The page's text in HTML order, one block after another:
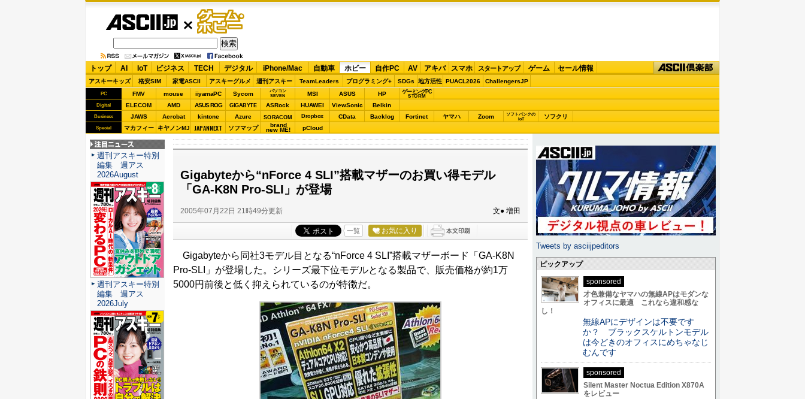
ゲーム・
ホビー
トップ AI IoT ビジネス TECH デジタル iPhone/Mac 自動車 ホビー 自作PC AV アキバ スマホ スタートアップ ゲーム セール情報
アスキーキッズ 格安SIM 家電ASCII アスキーグルメ 週刊アスキー TeamLeaders プログラミング+ SDGs 地方活性 PUACL2026 ChallengersJP
PC FMV mouse iiyamaPC Sycom
パソコン
SEVEN
MSI ASUS HP ゲーミングPC
STORM
Digital ELECOM AMD ASUS ROG GIGABYTE ASRock HUAWEI ViewSonic Belkin
Business JAWS Acrobat kintone Azure SORACOM Dropbox CData Backlog Fortinet ヤマハ Zoom
ソフトバンクの
IoT
ソフクリ
Special マカフィー キヤノンMJ JAPANNEXT ソフマップ brand
new ME! pCloud
Gigabyteから“nForce 4 SLI”搭載マザーのお買い得モデル
「GA-K8N Pro-SLI」が登場
2005年07月22日 21時49分更新 文● 増田
一覧 お気に入り
Gigabyteから同社3モデル目となる“nForce 4 SLI”搭載マザーボード「GA-K8N
Pro-SLI」が登場した。シリーズ最下位モデルとなる製品で、販売価格が約1万
5000円前後と低く抑えられているのが特徴だ。
注目ニュース
週刊アスキー特別
編集 週アス
2026August
週刊アスキー特別
編集 週アス
2026July
Tweets by asciijpeditors
ピックアップ
sponsored
才色兼備なヤマハの無線APはモダンな
オフィスに最適 これなら違和感な
し！
無線APにデザインは不要です
か？ ブラックスケルトンモデル
は今どきのオフィスにめちゃなじ
むんです
sponsored
Silent Master Noctua Edition X870A
をレビュー